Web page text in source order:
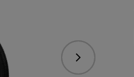
Následující